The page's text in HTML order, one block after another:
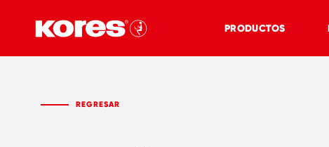
PRODUCTOS
REGRESAR